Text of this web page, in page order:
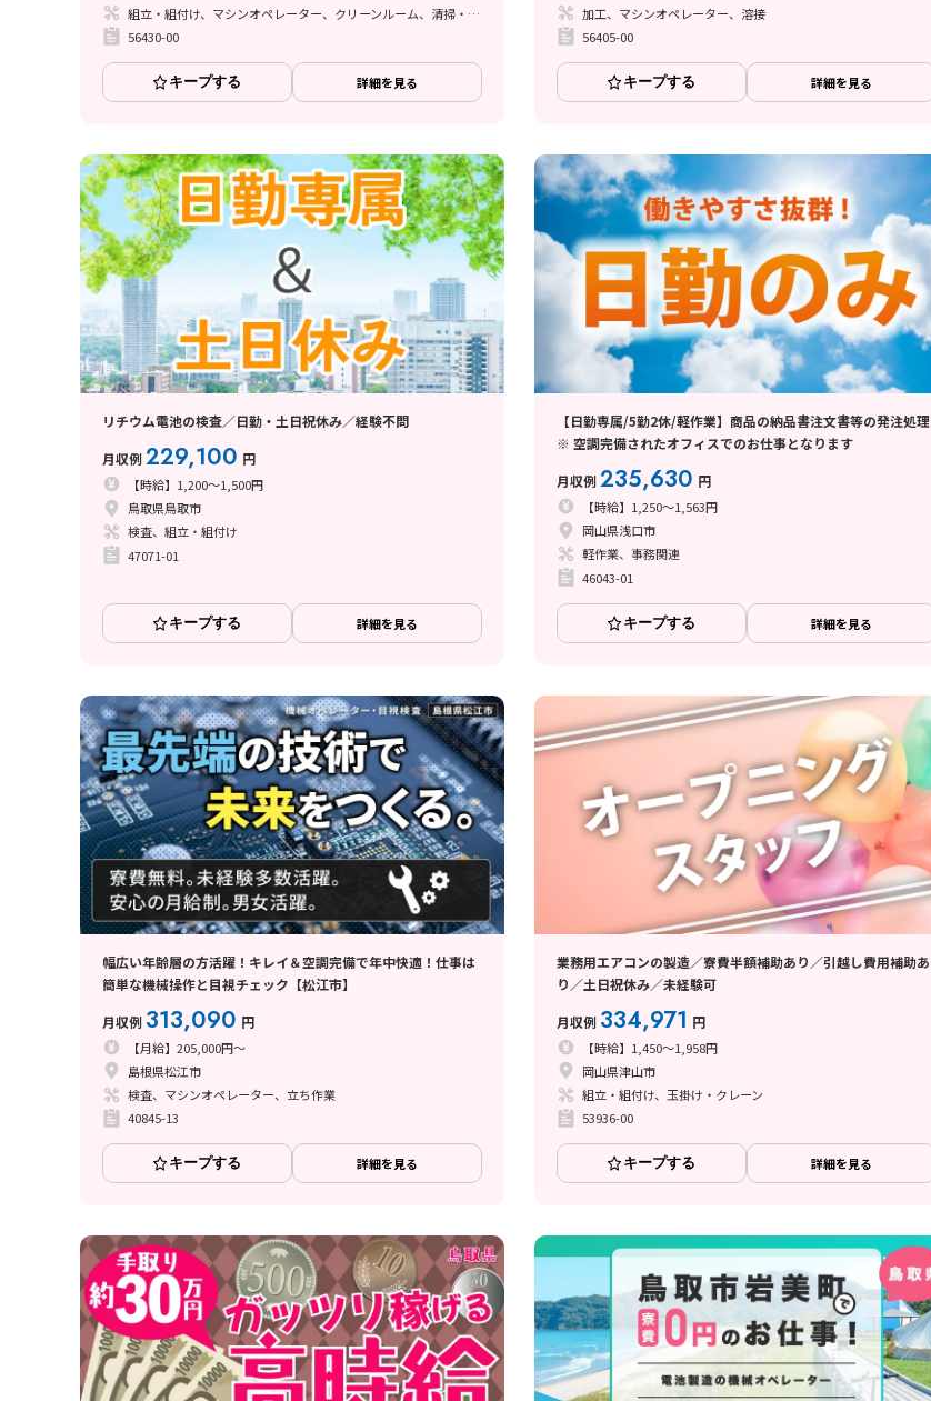
組立・組付け、マシンオペレーター、クリーンルーム、清掃・洗浄、メンテナンス・保全
56430-00
キープする 詳細を見る
加工、マシンオペレーター、溶接
56405-00
キープする 詳細を見る
リチウム電池の検査／日勤・土日祝休み／経験不問
月収例229,100 円
【時給】1,200～1,500円
鳥取県鳥取市
検査、組立・組付け
47071-01
キープする 詳細を見る
【日勤専属/5勤2休/軽作業】商品の納品書注文書等の発注処理
※ 空調完備されたオフィスでのお仕事となります
月収例235,630 円
【時給】1,250～1,563円
岡山県浅口市
軽作業、事務関連
46043-01
キープする 詳細を見る
幅広い年齢層の方活躍！キレイ＆空調完備で年中快適！仕事は
簡単な機械操作と目視チェック【松江市】
月収例 313,090 円
【月給】205,000円～
島根県松江市
検査、マシンオペレーター、立ち作業
40845-13
キープする 詳細を見る
業務用エアコンの製造／寮費半額補助あり／引越し費用補助あ
り／土日祝休み／未経験可
月収例 334,971 円
【時給】1,450～1,958円
岡山県津山市
組立・組付け、玉掛け・クレーン
53936-00
キープする 詳細を見る